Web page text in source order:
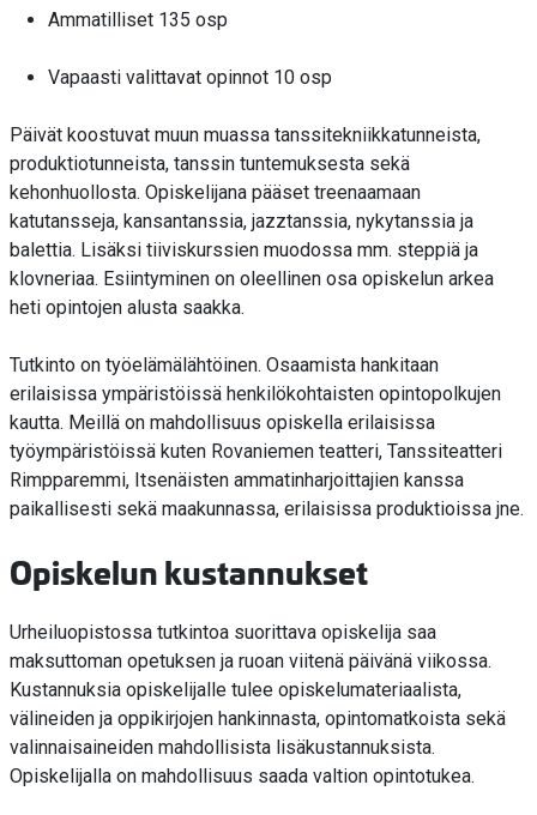
Ammatilliset 135 osp
Vapaasti valittavat opinnot 10 osp
Päivät koostuvat muun muassa tanssitekniikkatunneista,
produktiotunneista, tanssin tuntemuksesta sekä
kehonhuollosta. Opiskelijana pääset treenaamaan
katutansseja, kansantanssia, jazztanssia, nykytanssia ja
balettia. Lisäksi tiiviskurssien muodossa mm. steppiä ja
klovneriaa. Esiintyminen on oleellinen osa opiskelun arkea
heti opintojen alusta saakka.
Tutkinto on työelämälähtöinen. Osaamista hankitaan
erilaisissa ympäristöissä henkilökohtaisten opintopolkujen
kautta. Meillä on mahdollisuus opiskella erilaisissa
työympäristöissä kuten Rovaniemen teatteri, Tanssiteatteri
Rimpparemmi, Itsenäisten ammatinharjoittajien kanssa
paikallisesti sekä maakunnassa, erilaisissa produktioissa jne.
Opiskelun kustannukset
Urheiluopistossa tutkintoa suorittava opiskelija saa
maksuttoman opetuksen ja ruoan viitenä päivänä viikossa.
Kustannuksia opiskelijalle tulee opiskelumateriaalista,
välineiden ja oppikirjojen hankinnasta, opintomatkoista sekä
valinnaisaineiden mahdollisista lisäkustannuksista.
Opiskelijalla on mahdollisuus saada valtion opintotukea.